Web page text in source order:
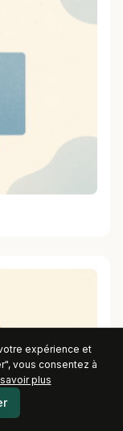
expérience et
vous consentez à
plus